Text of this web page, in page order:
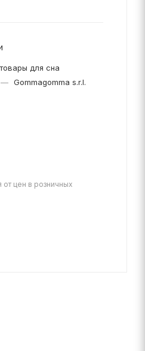
товары для сна
— Gommagomma s.r.l.
от цен в розничных